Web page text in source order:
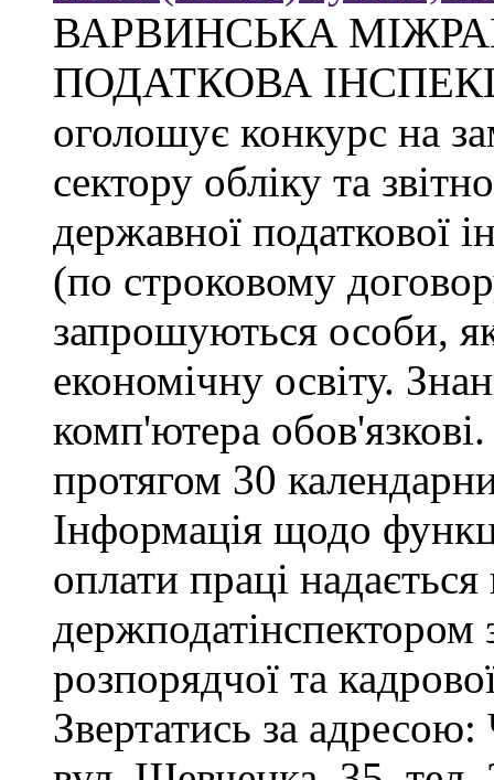
ВАРВИНСЬКА
ПОДАТКОВА
оголошує конкурс на
сектору обліку та
державної податкової
(по строковому
запрошуються особи,
економічну освіту.
комп'ютера
протягом 30
Інформація щодо
оплати праці
держподатінспектором
розпорядчої та
Звертатись за адресою: